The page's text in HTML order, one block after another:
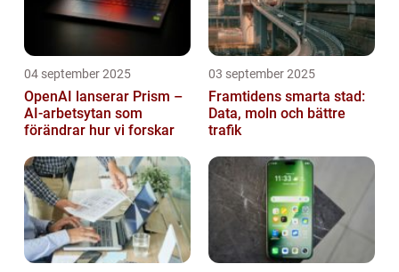
04 september 2025
OpenAI lanserar Prism –
AI-arbetsytan som
förändrar hur vi forskar
03 september 2025
Framtidens smarta stad:
Data, moln och bättre
trafik